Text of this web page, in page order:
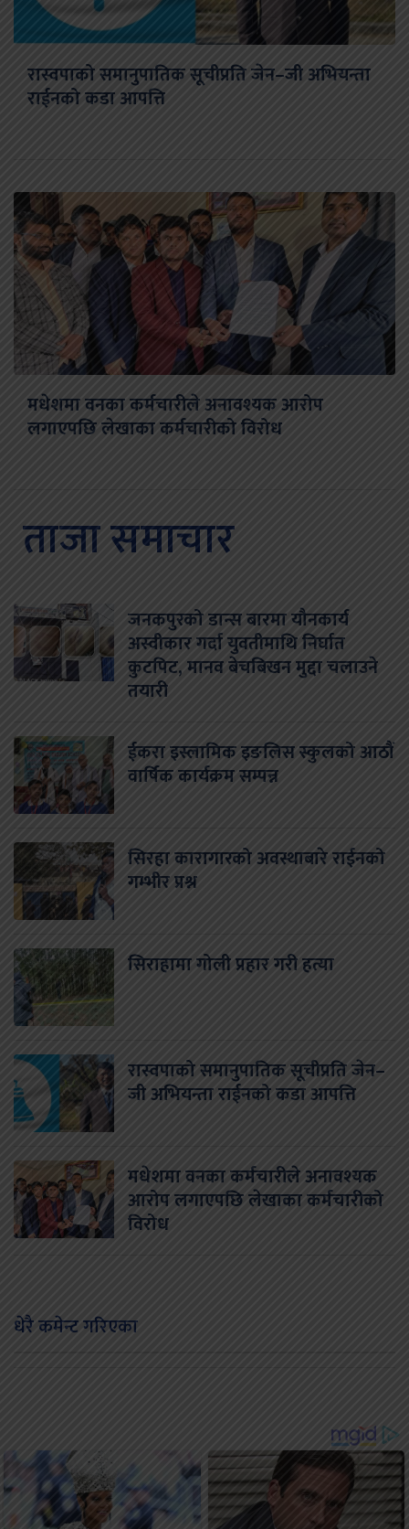
रास्वपाको समानुपातिक सूचीप्रति जेन–जी अभियन्ता
राईनको कडा आपत्ति
मधेशमा वनका कर्मचारीले अनावश्यक आरोप
लगाएपछि लेखाका कर्मचारीको विरोध
ताजा समाचार
जनकपुरको डान्स बारमा यौनकार्य
अस्वीकार गर्दा युवतीमाथि निर्घात
कुटपिट, मानव बेचबिखन मुद्दा चलाउने
तयारी
ईकरा इस्लामिक इङलिस स्कुलको आठौं
वार्षिक कार्यक्रम सम्पन्न
सिरहा कारागारको अवस्थाबारे राईनको
गम्भीर प्रश्न
सिराहामा गोली प्रहार गरी हत्या
रास्वपाको समानुपातिक सूचीप्रति जेन–
जी अभियन्ता राईनको कडा आपत्ति
मधेशमा वनका कर्मचारीले अनावश्यक
आरोप लगाएपछि लेखाका कर्मचारीको
विरोध
धेरै कमेन्ट गरिएका